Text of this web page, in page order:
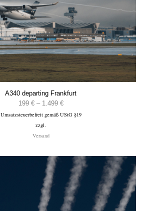
A340 departing Frankfurt
199 € – 1.499 €Preisspanne:
199 €
Umsatzsteuerbefreit gemäß UStG §19
zzgl.
Versand